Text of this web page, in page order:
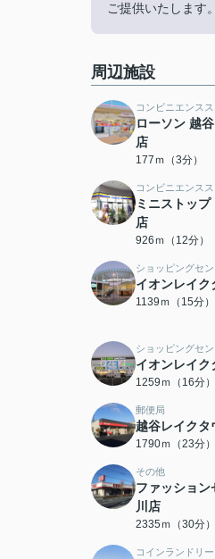
ご提供いたします
周辺施設
コンビニエンス
ローソン 越
店
177ｍ（3分）
コンビニエンス
ミニストッ
店
926ｍ（12分）
ショッピングセ
イオンレイク
1139ｍ（15分）
ショッピングセ
イオンレイ
1259ｍ（16分）
郵便局
越谷レイクタ
1790ｍ（23分）
その他
ファッション
川店
2335ｍ（30分）
コインランドリー